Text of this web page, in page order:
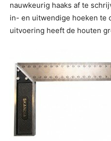
nauwkeurig haaks af te
in- en uitwendige hoeken te
uitvoering heeft de houten